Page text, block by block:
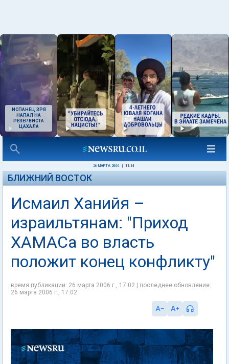
ИСПАНЕЦ ЗРЯ
НАПАЛ НА
РЕЗЕРВИСТА
ЦАХАЛА
26 МАРТА 2006 11:14
БЛИЖНИЙ ВОСТОК
Исмаил Ханийя –
израильтянам: "Приход
ХАМАСа во власть
положит конец конфликту"
время публикации: 26 марта 2006 г., 17:02 | последнее обновление:
26 марта 2006 г., 17:02